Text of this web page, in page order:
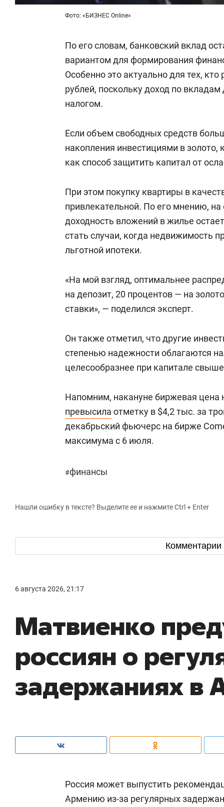
Фото: «БИЗНЕС Online»
По его словам, банковский вклад
вариантом для формирования
Особенно это актуально для тех,
рублей, поскольку доход по
налогом.
Если объем свободных средств
накопления инвестициями в золото,
как способ защитить капитал от
При этом покупку квартиры в
привлекательной. По его мнению,
доходность вложений в жилье
стать случаи, когда недвижимость
льготной ипотеки.
«На мой взгляд, оптимальнее
на депозит, 20 процентов — на
ставки», — поделился эксперт.
Он также отметил, что другие
степенью надежности облагаются
целесообразнее при капитале
Напомним, накануне биржевая цена
превысила отметку в $4,2 тыс. за
декабрьский фьючерс на бирже
максимума с 6 июля.
#финансы
Нашли ошибку в тексте? Выделите ее и нажмите Ctrl + Enter
Комментарии
6 августа 2026, 21:17
Матвиенко
россиян о
задержаниях в
Россия может выпустить
Армению из-за регулярных